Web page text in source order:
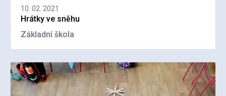
10. 02. 2021
Hrátky ve sněhu
Základní škola